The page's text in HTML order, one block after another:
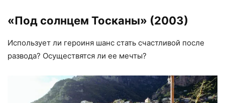
«Под солнцем Тосканы» (2003)
Использует ли героиня шанс стать счастливой после
развода? Осуществятся ли ее мечты?